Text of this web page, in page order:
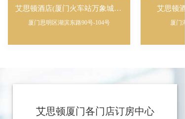
艾思顿酒店(厦门火车站万象城店)
厦门思明区湖滨东路90号-104号
艾思顿
厦门
艾思顿厦门各门店订房中心